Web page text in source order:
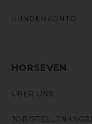
KUNDENKONTO
HORSEVEN
ÜBER UNS
JOB/